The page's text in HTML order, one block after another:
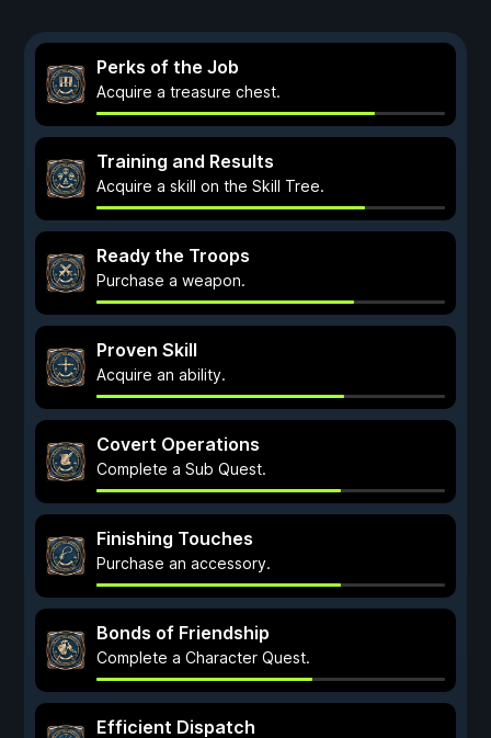
Perks of the Job
Acquire a treasure chest.
Training and Results
Acquire a skill on the Skill Tree.
Ready the Troops
Purchase a weapon.
Proven Skill
Acquire an ability.
Covert Operations
Complete a Sub Quest.
Finishing Touches
Purchase an accessory.
Bonds of Friendship
Complete a Character Quest.
Efficient Dispatch